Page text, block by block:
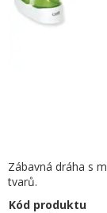
Zábavná dráha s
tvarů.
Kód produktu